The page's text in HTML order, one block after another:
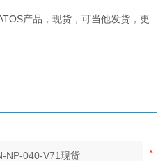
产品，现货，可当他发货，更